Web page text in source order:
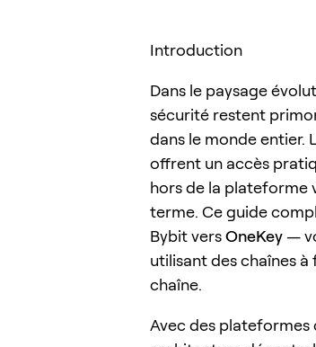
Introduction
Dans le paysage
sécurité restent
dans le monde entier.
offrent un accès
hors de la plateforme
terme. Ce guide
Bybit versOneKey—
utilisant des chaînes
chaîne.
Avec des plateformes